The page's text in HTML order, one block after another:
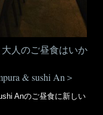
人のご昼食はいか
& sushi An＞
Anのご昼食に新しい